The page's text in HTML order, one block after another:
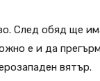
След обяд ще
е и да
вятър.